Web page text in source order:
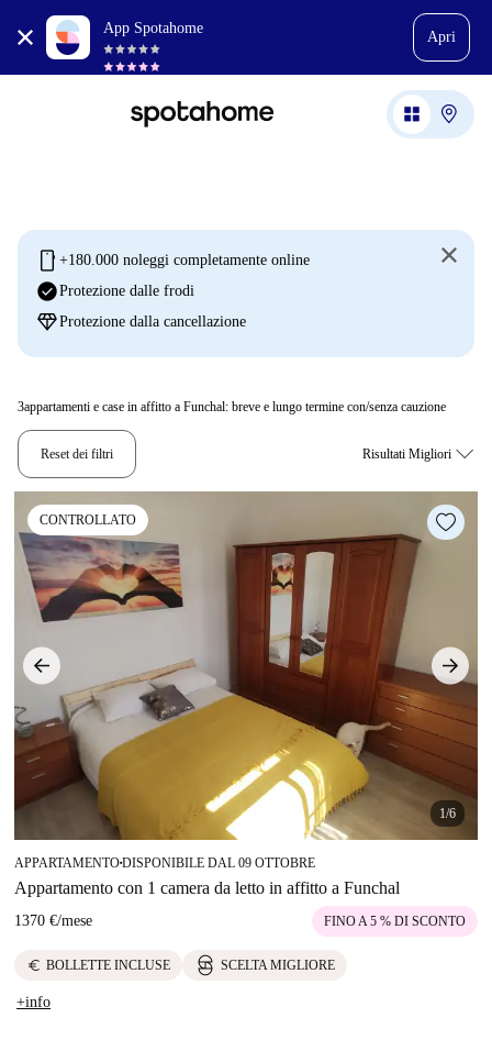
App Spotahome
Apri
mobile +180.000 noleggi completamente online
check_circleProtezione dalle frodi
diamondProtezione dalla cancellazione
3appartamenti e case in affitto a Funchal: breve e lungo termine con/senza cauzione
Reset dei filtri
CONTROLLATO
1/6
APPARTAMENTO■DISPONIBILE DAL 09 OTTOBRE
Appartamento con 1 camera da letto in affitto a Funchal
1370 €/mese FINO A 5 % DI SCONTO
euro BOLLETTE INCLUSE SCELTA MIGLIORE
+info